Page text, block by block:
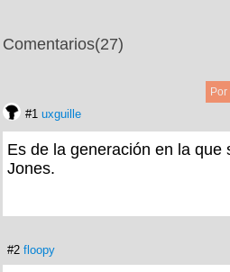
Comentarios(27)
#1 uxguille
Es de la generación en la que
Jones.
#2 floopy